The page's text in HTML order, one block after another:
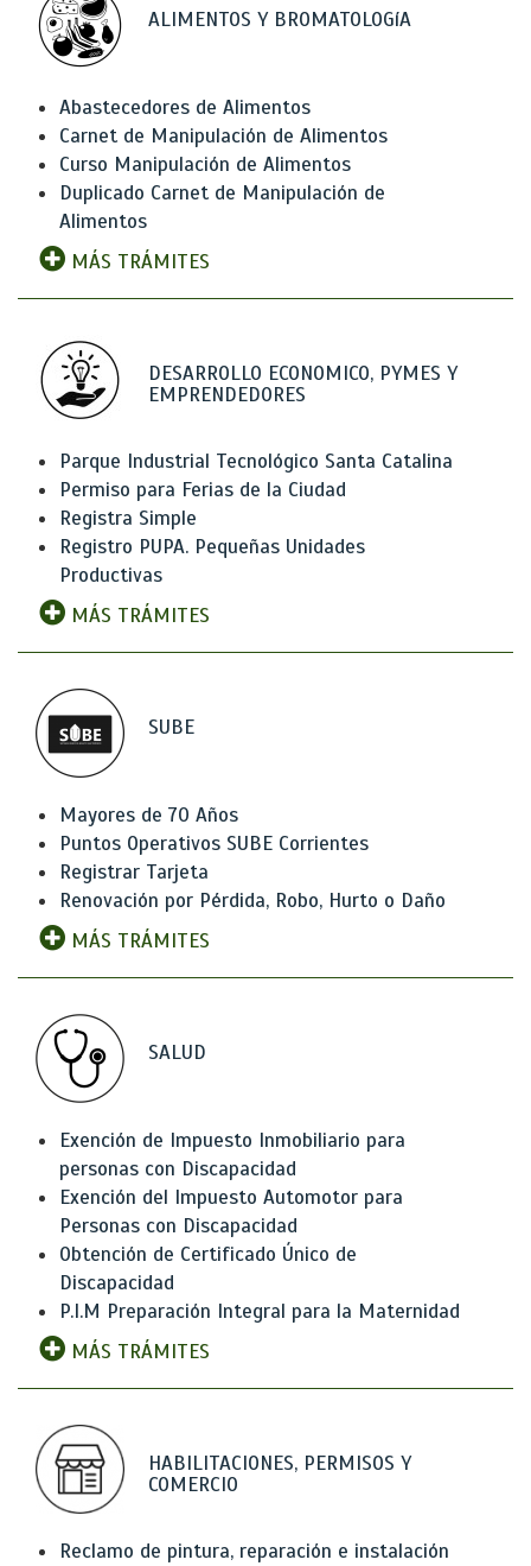
ALIMENTOS Y BROMATOLOGíA
Abastecedores de Alimentos
Carnet de Manipulación de Alimentos
Curso Manipulación de Alimentos
Duplicado Carnet de Manipulación de
Alimentos
MÁS TRÁMITES
DESARROLLO ECONOMICO, PYMES Y
EMPRENDEDORES
Parque Industrial Tecnológico Santa Catalina
Permiso para Ferias de la Ciudad
Registra Simple
Registro PUPA. Pequeñas Unidades
Productivas
MÁS TRÁMITES
SUBE
Mayores de 70 Años
Puntos Operativos SUBE Corrientes
Registrar Tarjeta
Renovación por Pérdida, Robo, Hurto o Daño
MÁS TRÁMITES
SALUD
Exención de Impuesto Inmobiliario para
personas con Discapacidad
Exención del Impuesto Automotor para
Personas con Discapacidad
Obtención de Certificado Único de
Discapacidad
P.I.M Preparación Integral para la Maternidad
MÁS TRÁMITES
HABILITACIONES, PERMISOS Y
COMERCIO
Reclamo de pintura, reparación e instalación